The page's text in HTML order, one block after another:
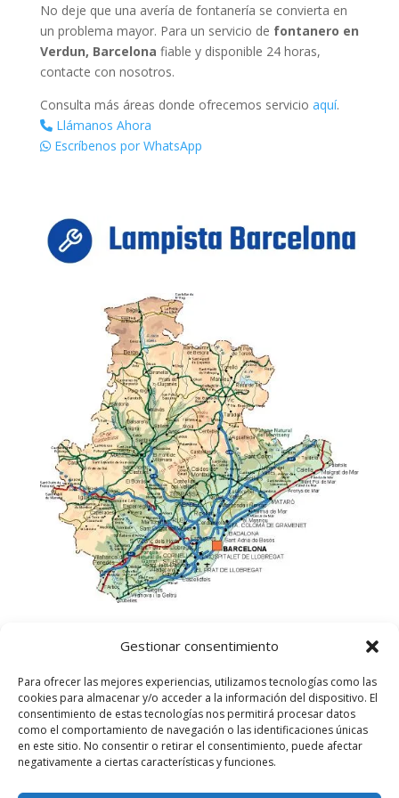
Gestionar consentimiento
Para ofrecer las mejores experiencias, utilizamos tecnologías como las
cookies para almacenar y/o acceder a la información del dispositivo. El
consentimiento de estas tecnologías nos permitirá procesar datos
como el comportamiento de navegación o las identificaciones únicas
en este sitio. No consentir o retirar el consentimiento, puede afectar
negativamente a ciertas características y funciones.
No deje que una avería de fontanería se convierta en
un problema mayor. Para un servicio de fontanero en
Verdun, Barcelona fiable y disponible 24 horas,
contacte con nosotros.
Consulta más áreas donde ofrecemos servicio aquí.
Llámanos Ahora
Escríbenos por WhatsApp